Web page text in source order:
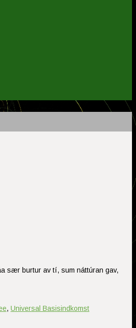
sær burtur av tí, sum náttúran gav,
, Universal Basisindkomst